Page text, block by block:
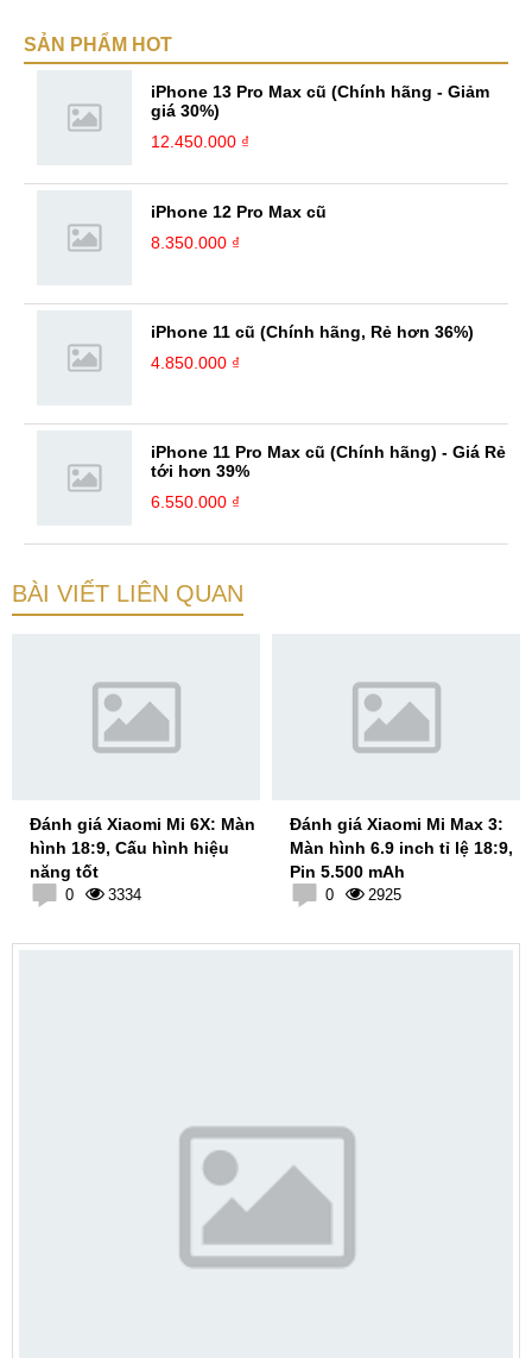
SẢN PHẨM HOT
iPhone 13 Pro Max cũ (Chính hãng - Giảm
giá 30%)
12.450.000 ₫
iPhone 12 Pro Max cũ
8.350.000 ₫
iPhone 11 cũ (Chính hãng, Rẻ hơn 36%)
4.850.000 ₫
iPhone 11 Pro Max cũ (Chính hãng) - Giá Rẻ
tới hơn 39%
6.550.000 ₫
BÀI VIẾT LIÊN QUAN
Đánh giá Xiaomi Mi 6X: Màn
hình 18:9, Cấu hình hiệu
năng tốt
0 3334
Đánh giá Xiaomi Mi Max 3:
Màn hình 6.9 inch tỉ lệ 18:9,
Pin 5.500 mAh
0 2925